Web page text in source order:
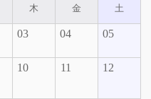
木 金 土
03 04 05
10 11 12